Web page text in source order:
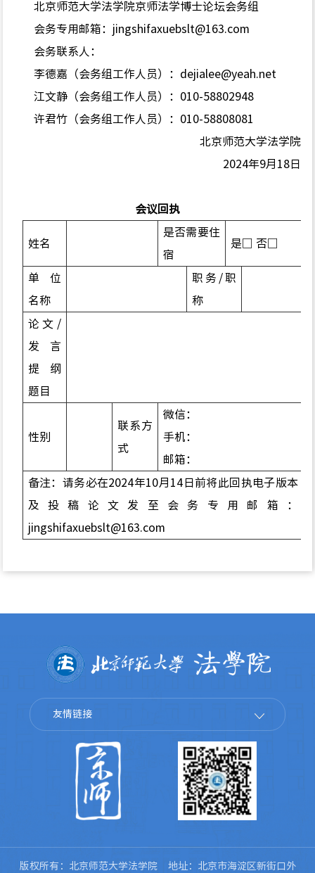
北京师范大学法学院京师法学博士论坛会务组
会务专用邮箱：jingshifaxuebslt@163.com
会务联系人：
李德嘉（会务组工作人员）：dejialee@yeah.net
江文静（会务组工作人员）：010-58802948
许君竹（会务组工作人员）：010-58808081
北京师范大学法学院
2024年9月 18 日
会议回执
姓名
是否需要住
宿
是□ 否□
单位
名称
职务/职
称
论文/
发言
提纲
题目
性别
联系方
式
微信：
手机：
邮箱：
备注： 请务必在2024年10月 14 日前将此回执电子版本
及投稿论文 发至 会务专用邮箱：
jingshifaxuebslt@163.com
友情链接
版权所有：北京师范大学法学院 地址：北京市海淀区新街口外